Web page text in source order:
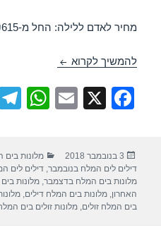
מחיר לאדם ללילה: החל מ-₪615
להמשיך לקרוא חופשה במלון
F
e
b
o
X
E
W
s
A
p
פורסם
בתאריך
3 בנובמבר 2018 קטגוריות
מלונות בים
דילים לים המלח בנובמבר ,דילים לים
מלונות בים המלח בדצמבר ,מלונות
האחרון ,מלונות בים המלח דילים ,
בים המלח זולים ,מלונות זולים בים